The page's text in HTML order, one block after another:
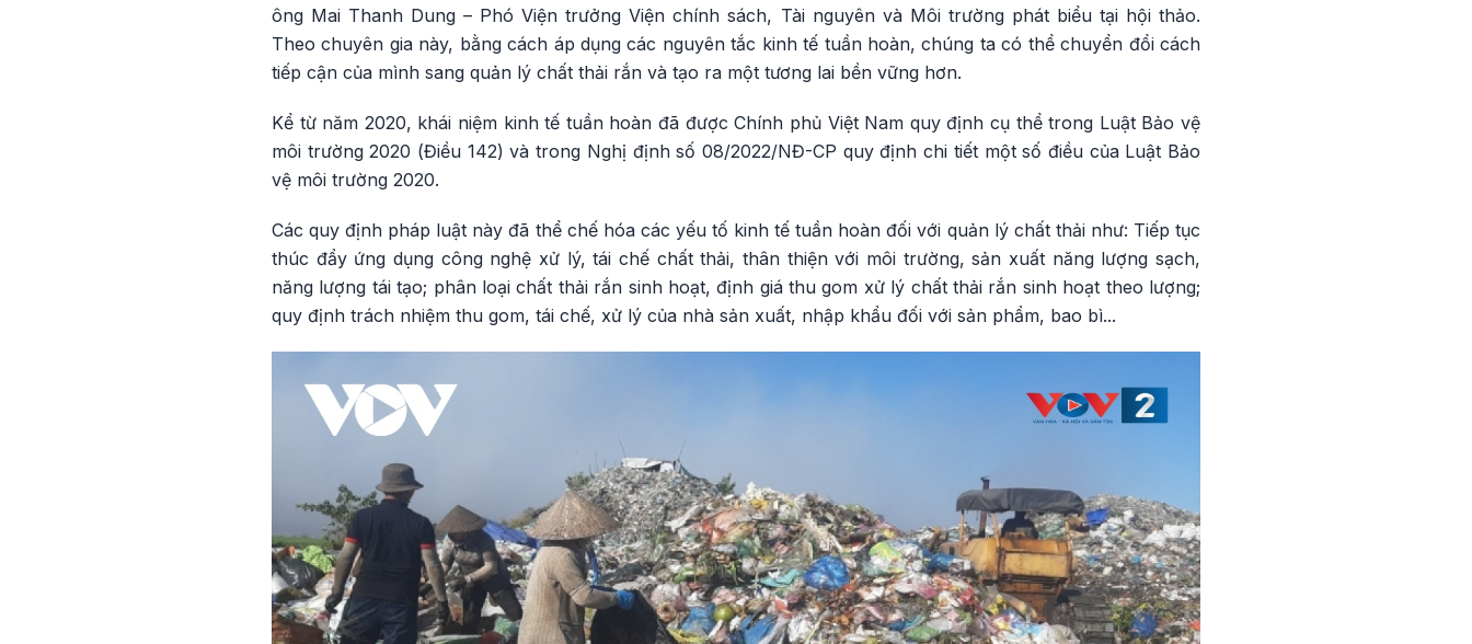
ông Mai Thanh Dung – Phó Viện trưởng Viện chính sách, Tài nguyên và Môi trường phát biểu tại hội thảo.
Theo chuyên gia này, bằng cách áp dụng các nguyên tắc kinh tế tuần hoàn, chúng ta có thể chuyển đổi cách
tiếp cận của mình sang quản lý chất thải rắn và tạo ra một tương lai bền vững hơn.
Kể từ năm 2020, khái niệm kinh tế tuần hoàn đã được Chính phủ Việt Nam quy định cụ thể trong Luật Bảo vệ
môi trường 2020 (Điều 142) và trong Nghị định số 08/2022/NĐ-CP quy định chi tiết một số điều của Luật Bảo
vệ môi trường 2020.
Các quy định pháp luật này đã thể chế hóa các yếu tố kinh tế tuần hoàn đối với quản lý chất thải như: Tiếp tục
thúc đẩy ứng dụng công nghệ xử lý, tái chế chất thải, thân thiện với môi trường, sản xuất năng lượng sạch,
năng lượng tái tạo; phân loại chất thải rắn sinh hoạt, định giá thu gom xử lý chất thải rắn sinh hoạt theo lượng;
quy định trách nhiệm thu gom, tái chế, xử lý của nhà sản xuất, nhập khẩu đối với sản phẩm, bao bì...